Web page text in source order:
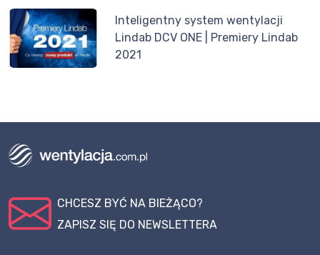
Inteligentny system wentylacji
Lindab DCV ONE | Premiery Lindab
2021
CHCESZ BYĆ NA BIEŻĄCO?
ZAPISZ SIĘ DO NEWSLETTERA